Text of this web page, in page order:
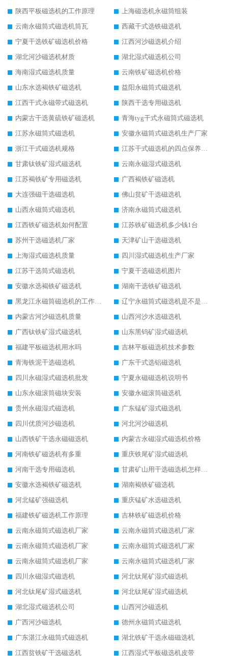
陕西平板磁选机的工作原理
上海磁选机永磁筒组装
云南永磁筒式磁选机筒瓦
西藏干式选铁磁选机
宁夏干选铁矿磁选机价格
江西河沙磁选机介绍
湖北河沙磁选机材质
湖北湿式磁选机公司
海南湿式磁选机质量
云南铁矿磁选机价格
山东水选褐铁矿磁选机
益阳永磁筒式磁选机
江西干式永磁带式磁选机
陕西干选专用磁选机
内蒙古干选黄硫铁矿磁选机
青海tyg干式永磁筒式磁选机
江苏永磁筒式磁选机
安徽永磁筒式磁选机生产厂家
浙江干式磁选机规格
甘肃钛铁矿湿式磁选机
云南永磁湿式磁选机
江苏褐铁矿专用磁选机
广西褐铁矿磁选机
大连强磁干选磁选机
佛山贫矿干选磁选机
山西永磁筒式磁选机
济南永磁筒式磁选机
江西铁矿磁选机如何配置
江苏铁矿磁选机多少钱1台
苏州干选磁选机厂家
天津矿山干选磁选机
上海湿式磁选机质量
四川湿式磁选机生产厂家
江苏干选筒式磁选机
宁夏干选磁选机图片
安徽水选褐铁矿磁选机
湖南干选铁矿磁选机
内蒙古河沙磁选机质量
山西河沙水选磁选机
广西钛铁矿湿式磁选机
山东黑钨矿湿式磁选机
福建平板磁选机用水吗
吉林平板磁选机技术参数
青海铁泥干选磁选机
广东干式选铝磁选机
四川永磁湿式磁选机批发
宁夏永磁磁选机说明书
山东永磁滚筒磁块安装
安徽永磁滚筒磁选机
贵州永磁湿式磁选机
广东锰矿湿式磁选机
四川优质河沙磁选机
河北河沙磁选机
山西铁矿干选永磁磁选机
内蒙古永磁湿式磁选机价格
河南铁矿磁选机有多重
重庆铁尾矿湿式磁选机
河南干选专用磁选机
安徽水选褐铁矿磁选机
湖南褐铁矿磁选机
河北锰矿强磁选机
重庆锰矿水选磁选机
福建铁矿磁选机工作原理
吉林铁矿磁选机价格
云南永磁筒式磁选机厂家
云南永磁筒式磁选机厂家
云南永磁筒式磁选机厂家
云南永磁筒式磁选机厂家
云南永磁筒式磁选机厂家
云南永磁筒式磁选机厂家
四川永磁湿式磁选机
河北钛尾矿湿式磁选机
河北钛尾矿湿式磁选机
河北钛尾矿湿式磁选机
湖北湿式磁选机公司
山西河沙磁选机
广西河沙磁选机
德州永磁筒式磁选机
广东湛江永磁筒式磁选机
湖北铁矿干选永磁磁选机
江西贫铁矿干选磁选机
江西湿式平板磁选机皮带